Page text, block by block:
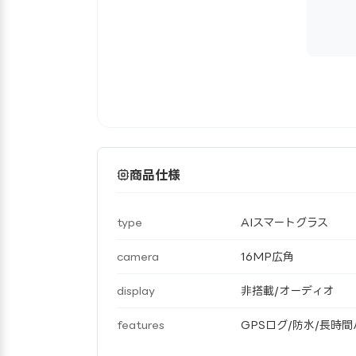
商品仕様
type AIスマートグラス
camera 16MP広角
display 非搭載/オーディオ
features GPSログ/防水/長時間